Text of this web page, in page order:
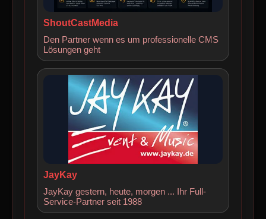
ShoutCastMedia
Den Partner wenn es um professionelle CMS
Lösungen geht
JayKay
JayKay gestern, heute, morgen ... Ihr Full-
Service-Partner seit 1988